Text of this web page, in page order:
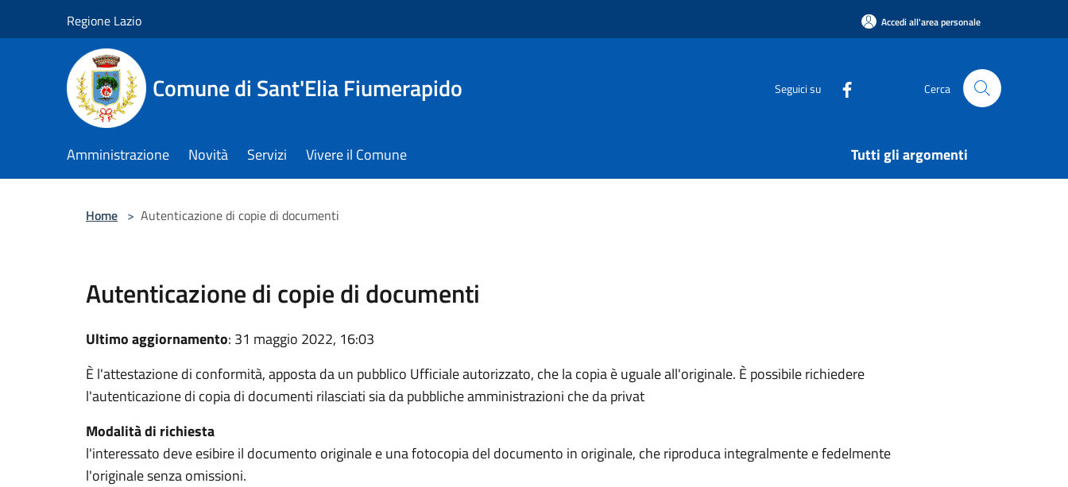
Regione Lazio Accedi all'area personale
Comune di Sant'Elia Fiumerapido Seguici su Cerca
Amministrazione Novità Servizi Vivere il Comune Tutti gli argomenti
Home > Autenticazione di copie di documenti
Autenticazione di copie di documenti
Ultimo aggiornamento: 31 maggio 2022, 16:03
È l'attestazione di conformità, apposta da un pubblico Ufficiale autorizzato, che la copia è uguale all'originale. È possibile richiedere
l'autenticazione di copia di documenti rilasciati sia da pubbliche amministrazioni che da privat
Modalità di richiesta
l'interessato deve esibire il documento originale e una fotocopia del documento in originale, che riproduca integralmente e fedelmente
l'originale senza omissioni.